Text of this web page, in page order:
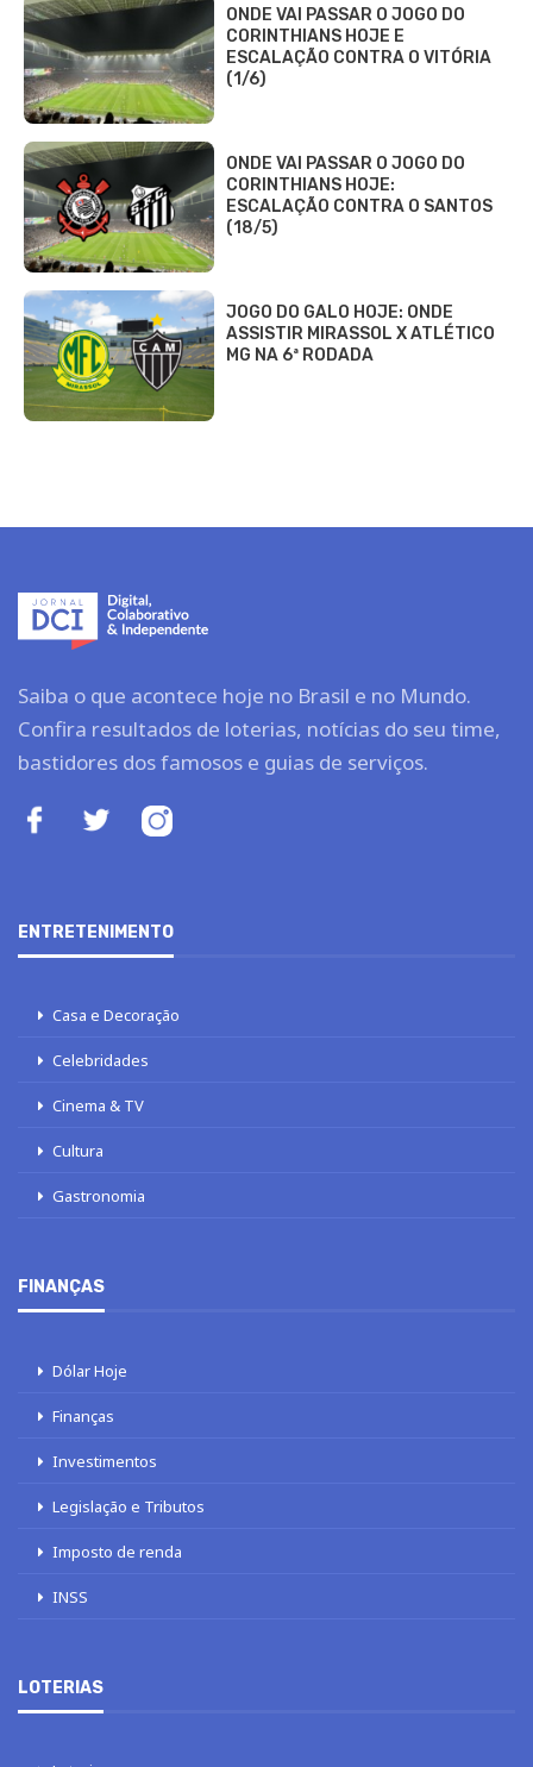
ONDE VAI PASSAR O JOGO DO
CORINTHIANS HOJE E
ESCALAÇÃO CONTRA O VITÓRIA
(1/6)
ONDE VAI PASSAR O JOGO DO
CORINTHIANS HOJE:
ESCALAÇÃO CONTRA O SANTOS
(18/5)
JOGO DO GALO HOJE: ONDE
ASSISTIR MIRASSOL X ATLÉTICO
MG NA 6ª RODADA
Saiba o que acontece hoje no Brasil e no Mundo.
Confira resultados de loterias, notícias do seu time,
bastidores dos famosos e guias de serviços.
ENTRETENIMENTO
Casa e Decoração
Celebridades
Cinema & TV
Cultura
Gastronomia
FINANÇAS
Dólar Hoje
Finanças
Investimentos
Legislação e Tributos
Imposto de renda
INSS
LOTERIAS